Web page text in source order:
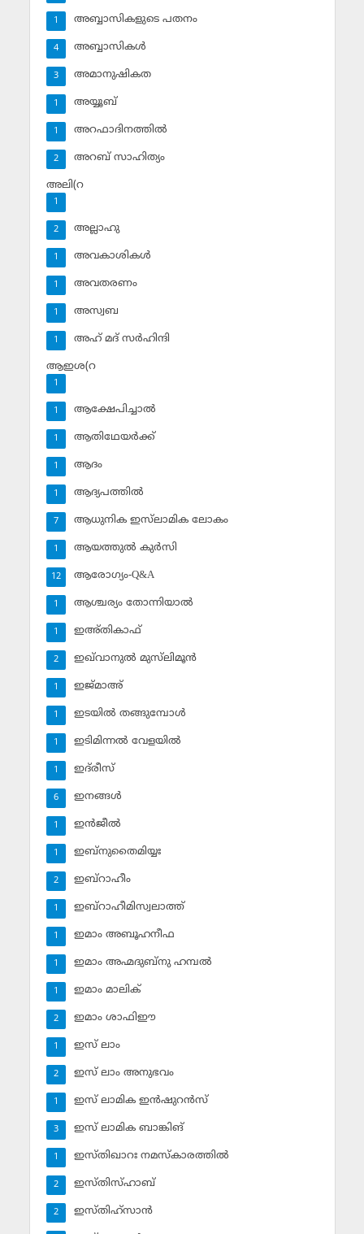
അബ്ബാസികളുടെ പതനം
1
അബ്ബാസികള്‍
4
അമാനുഷികത
3
അയ്യൂബ്‌
1
അറഫാദിനത്തില്‍
1
അറബ് സാഹിത്യം
2
അലി(റ
1
അല്ലാഹു
2
അവകാശികള്‍
1
അവതരണം
1
അസ്വബ
1
അഹ് മദ് സര്‍ഹിന്ദി
1
ആഇശ(റ
1
ആക്ഷേപിച്ചാല്‍
1
ആതിഥേയര്‍ക്ക്
1
ആദം
1
ആദ്യപത്തില്‍
1
ആധുനിക ഇസ്‌ലാമിക ലോകം
7
ആയത്തുല്‍ കുര്‍സി
1
ആരോഗ്യം-Q&A
12
ആശ്ചര്യം തോന്നിയാല്‍
1
ഇഅ്തികാഫ്‌
1
ഇഖ്‌വാനുല്‍ മുസ്‌ലിമൂന്‍
2
ഇജ്മാഅ്
1
ഇടയില്‍ തങ്ങുമ്പോള്‍
1
ഇടിമിന്നല്‍ വേളയില്‍
1
ഇദ്‌രീസ്‌
1
ഇനങ്ങള്‍
6
ഇന്‍ജീല്‍
1
ഇബ്‌നുതൈമിയ്യഃ
1
ഇബ്‌റാഹീം
2
ഇബ്‌റാഹീമിസ്വലാത്ത്
1
ഇമാം അബൂഹനീഫ
1
ഇമാം അഹ്മദുബ്‌നു ഹമ്പല്‍
1
ഇമാം മാലിക്
1
ഇമാം ശാഫിഈ
2
ഇസ് ലാം
1
ഇസ് ലാം അനുഭവം
2
ഇസ് ലാമിക ഇന്‍ഷുറന്‍സ്‌
1
ഇസ് ലാമിക ബാങ്കിങ്‌
3
ഇസ്തിഖാറഃ നമസ്‌കാരത്തില്‍
1
ഇസ്തിസ്ഹാബ്
2
ഇസ്തിഹ്‌സാന്‍
2